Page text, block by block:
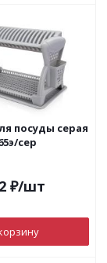
посуды серая
сер
₽/шт